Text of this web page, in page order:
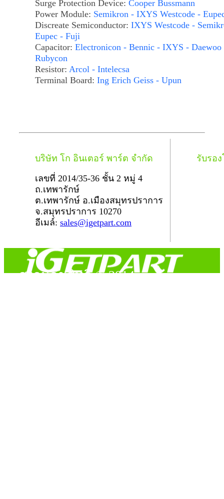
Surge Protection Device: Cooper Bussmann
Power Module: Semikron - IXYS Westcode -
Discreate Semiconductor: IXYS Westcode -
Eupec - Fuji
Capacitor: Electronicon - Bennic - IXYS - Daewoo
Rubycon
Resistor: Arcol - Intelecsa
Terminal Board: Ing Erich Geiss - Upun
บริษัท โก อินเตอร์ พาร์ต จำกัด
เลขที่ 2014/35-36 ชั้น 2 หมู่ 4
ถ.เทพารักษ์
ต.เทพารักษ์ อ.เมืองสมุทรปราการ
จ.สมุทรปราการ 10270
อีเมล์: sales@igetpart.com
รับรอ
สงวนลิขสิทธิ์ © 2014